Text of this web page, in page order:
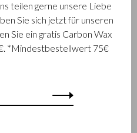
als Stickmeister Walter
Beerens den Beschluss
herzustellen. Mittlerweile
und Martijn Beerens – die
fachmännisches Können in
teilen gerne unsere Liebe
Sie sich jetzt für unseren
Sie ein gratis Carbon Wax
*Mindestbestellwert 75€